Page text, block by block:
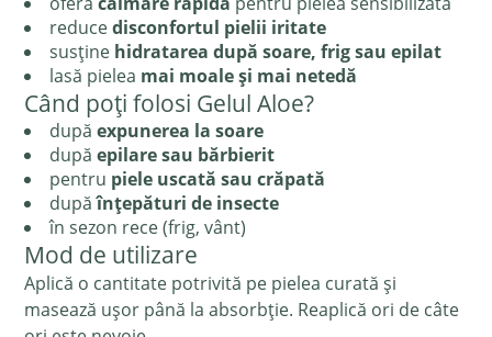
reducedisconfortul pielii iritate
susține hidratarea după soare, frig sau epilat
lasă pielea mai moale și mai netedă
Când poți folosi Gelul Aloe?
dupăexpunerea la soare
dupăepilare sau bărbierit
pentru piele uscată sau crăpată
dupăînțepături de insecte
în sezon rece (frig, vânt)
Mod de utilizare
Aplică o cantitate potrivită pe pielea curată și
masează ușor până la absorbție. Reaplică ori de câte